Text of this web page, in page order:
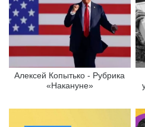
Алексей Копытько - Рубрика
«Накануне»